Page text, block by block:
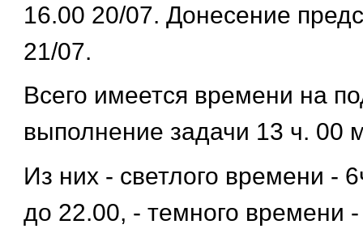
16.00 20/07. Донесение
21/07.
Всего имеется времени на
выполнение задачи 13 ч. 00
Из них - светлого времени -
до 22.00, - темного времени